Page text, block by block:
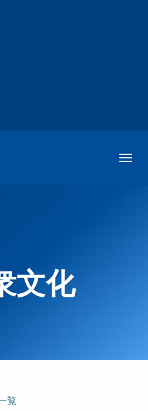
文化
覧